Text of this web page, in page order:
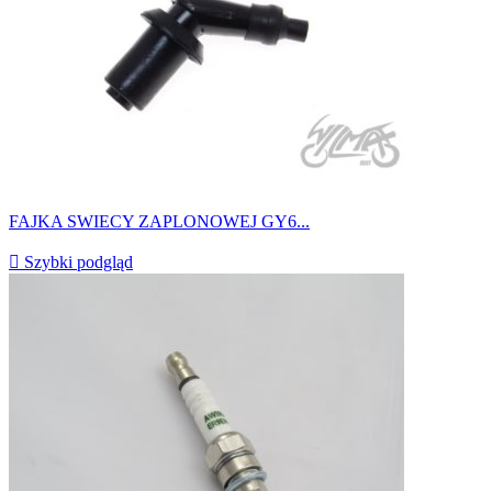
FAJKA SWIECY ZAPLONOWEJ GY6...
 Szybki podgląd